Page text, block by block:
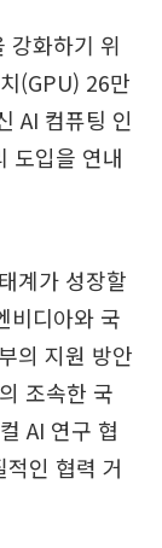
강화하기 위
(GPU) 26만
AI 컴퓨팅 인
도입을 연내
계가 성장할
비디아와 국
의 지원 방안
조속한 국
AI 연구 협
인 협력 거